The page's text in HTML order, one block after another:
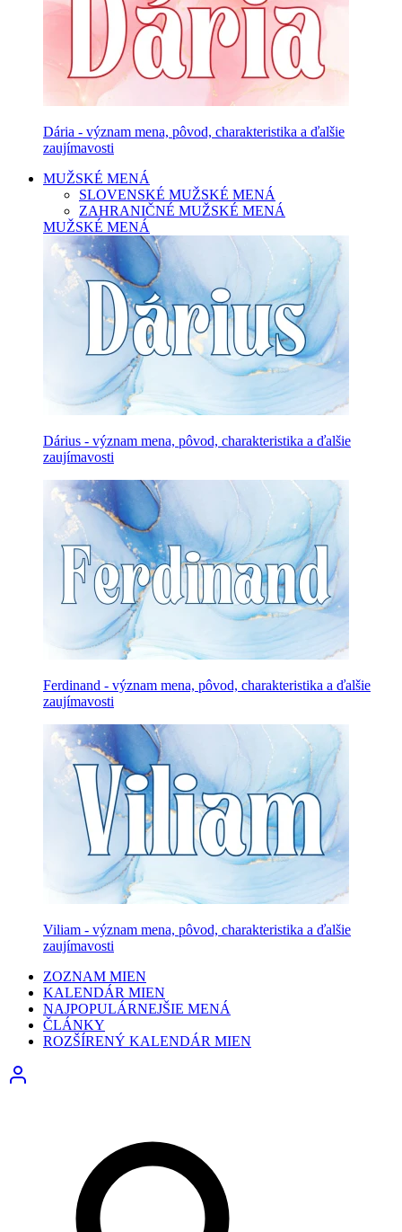
Dária - význam mena, pôvod, charakteristika a ďalšie
zaujímavosti
MUŽSKÉ MENÁ
SLOVENSKÉ MUŽSKÉ MENÁ
ZAHRANIČNÉ MUŽSKÉ MENÁ
MUŽSKÉ MENÁ
Dárius - význam mena, pôvod, charakteristika a ďalšie
zaujímavosti
Ferdinand - význam mena, pôvod, charakteristika a ďalšie
zaujímavosti
Viliam - význam mena, pôvod, charakteristika a ďalšie
zaujímavosti
ZOZNAM MIEN
KALENDÁR MIEN
NAJPOPULÁRNEJŠIE MENÁ
ČLÁNKY
ROZŠÍRENÝ KALENDÁR MIEN